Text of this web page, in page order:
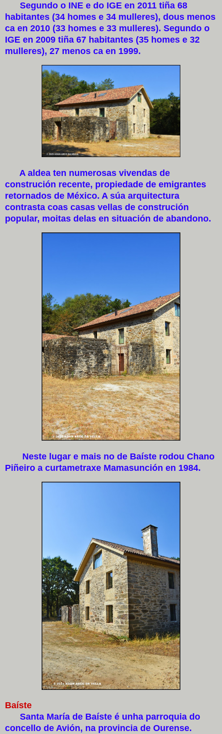
Segundo o INE e do IGE en 2011 tiña 68
habitantes (34 homes e 34 mulleres), dous menos
ca en 2010 (33 homes e 33 mulleres). Segundo o
IGE en 2009 tiña 67 habitantes (35 homes e 32
mulleres), 27 menos ca en 1999.
A aldea ten numerosas vivendas de
construción recente, propiedade de emigrantes
retornados de México. A súa arquitectura
contrasta coas casas vellas de construción
popular, moitas delas en situación de abandono.
Neste lugar e mais no de Baíste rodou Chano
Piñeiro a curtametraxe Mamasunción en 1984.
Baíste
Santa María de Baíste é unha parroquia do
concello de Avión, na provincia de Ourense.